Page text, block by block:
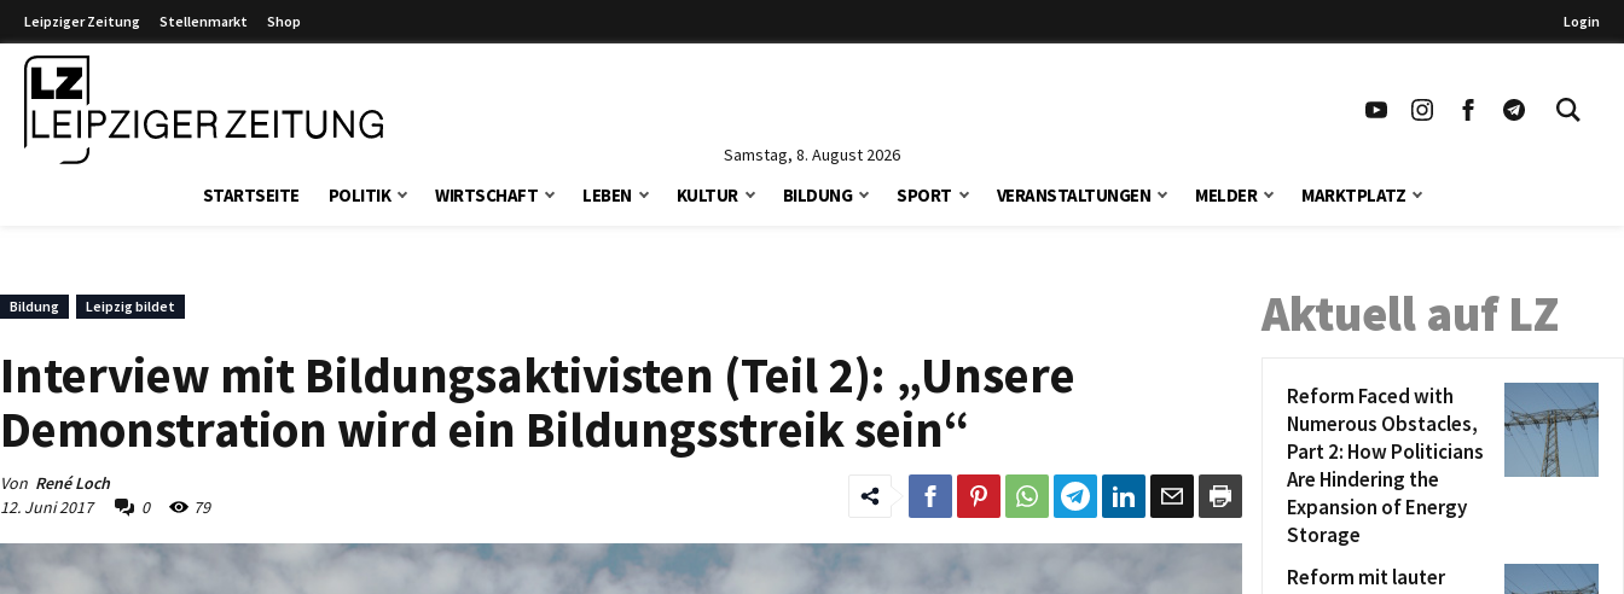
Leipziger Zeitung Stellenmarkt Shop Login
Samstag, 8. August 2026
STARTSEITE POLITIK WIRTSCHAFT LEBEN KULTUR BILDUNG SPORT VERANSTALTUNGEN MELDER MARKTPLATZ
Bildung Leipzig bildet
Interview mit Bildungsaktivisten (Teil 2): „Unsere
Demonstration wird ein Bildungsstreik sein“
Von René Loch
12. Juni 2017
0 79
Aktuell auf LZ
Reform Faced with
Numerous Obstacles,
Part 2: How Politicians
Are Hindering the
Expansion of Energy
Storage
Reform mit lauter